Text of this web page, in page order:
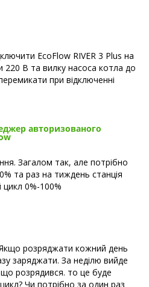
EcoFlow RIVER 3 Plus на
220 В та вилку насоса котла до
при відключенні
авторизованого
Загалом так, але потрібно
та раз на тиждень станція
0%-100%
Якщо розряджати кожний день
заряджати. За неділю вийде
що розрядився. то це буде
Чи потрібно за один раз